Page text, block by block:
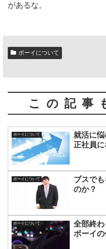
があるな。
ボーイについて
この記事
ボーイについて
就活に
正社員
ボーイについて
ブスで
のか？
ボーイについて
全部終
ボーイ